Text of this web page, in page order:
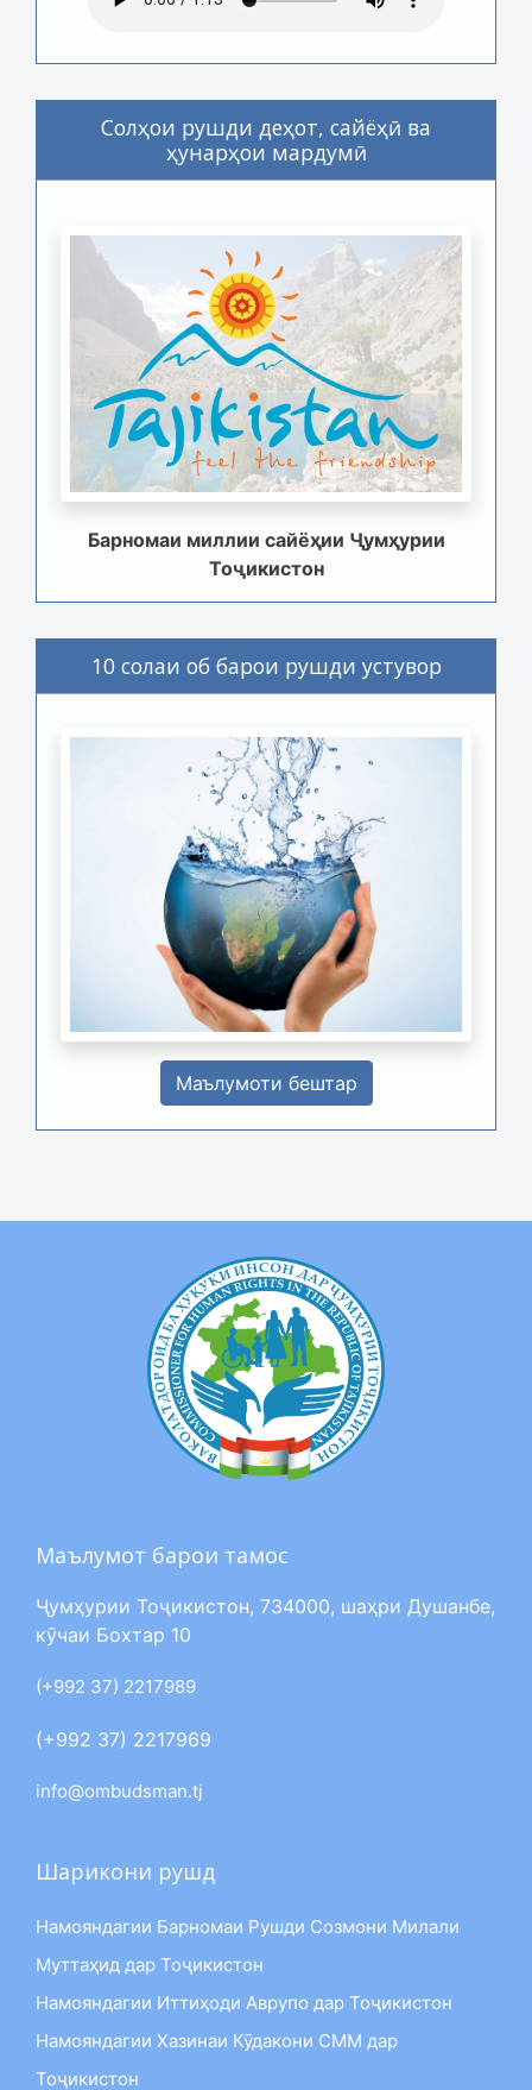
Солҳои рушди деҳот, сайёҳӣ ва
ҳунарҳои мардумӣ
Барномаи миллии сайёҳии Ҷумҳурии
Тоҷикистон
10 солаи об барои рушди устувор
Маълумоти бештар
Маълумот барои тамос
Ҷумҳурии Тоҷикистон, 734000, шаҳри Душанбе,
кӯчаи Бохтар 10
(+992 37) 2217989
(+992 37) 2217969
info@ombudsman.tj
Шарикони рушд
Намояндагии Барномаи Рушди Созмони Милали
Муттаҳид дар Тоҷикистон
Намояндагии Иттиҳоди Аврупо дар Тоҷикистон
Намояндагии Хазинаи Кӯдакони СММ дар
Тоҷикистон